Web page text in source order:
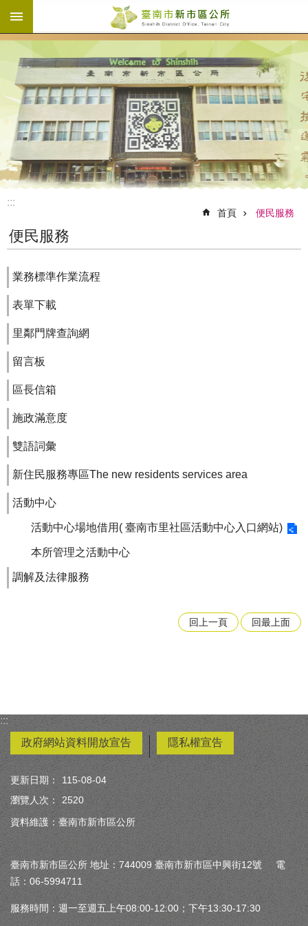
跳到主要內容區塊
:::
首頁 便民服務
便民服務
業務標準作業流程
表單下載
里鄰門牌查詢網
留言板
區長信箱
施政滿意度
雙語詞彙
新住民服務專區The new residents services area
活動中心
活動中心場地借用( 臺南市里社區活動中心入口網站)
本所管理之活動中心
調解及法律服務
回上一頁 回最上面
:::
政府網站資料開放宣告
隱私權宣告
更新日期：
115-08-04
瀏覽人次：
2520
資料維護：臺南市新市區公所
臺南市新市區公所 地址：744009 臺南市新市區中興街12號 電
話：06-5994711
服務時間：週一至週五上午08:00-12:00；下午13:30-17:30